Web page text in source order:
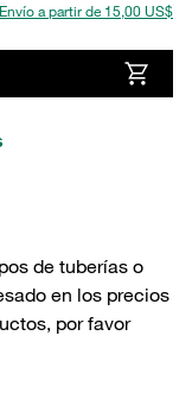
Envío a partir de 15,00 US$
de tuberías o
en los precios
por favor